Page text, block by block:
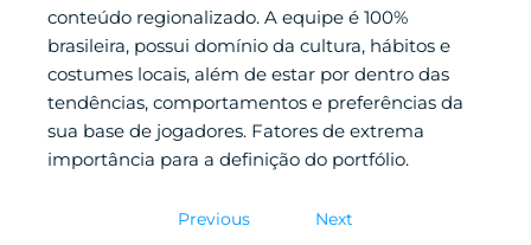
conteúdo regionalizado. A equipe é 100%
brasileira, possui domínio da cultura, hábitos e
costumes locais, além de estar por dentro das
tendências, comportamentos e preferências da
sua base de jogadores. Fatores de extrema
importância para a definição do portfólio.
Previous Next